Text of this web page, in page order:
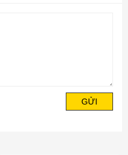
GỬI